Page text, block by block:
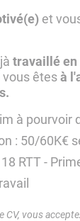
et
travaillé en
vous êtesà
à pourvoir
: 50/60K€
RTT -
CV, vous